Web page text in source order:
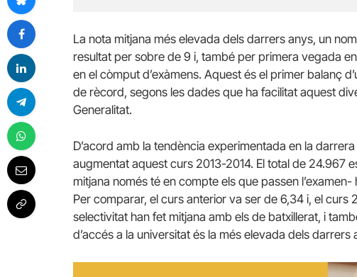
La nota mitjana més elevada dels darrers anys, un
resultat per sobre de 9 i, també per primera vegada
en el còmput d’exàmens. Aquest és el primer balanç
de rècord, segons les dades que ha facilitat aquest
Generalitat.
D’acord amb la tendència experimentada en la
augmentat aquest curs 2013-2014. El total de 24.967
mitjana només té en compte els que passen
Per comparar, el curs anterior va ser de 6,34 i, el curs
selectivitat han fet mitjana amb els de batxillerat, i
d’accés a la universitat és la més elevada dels darrers